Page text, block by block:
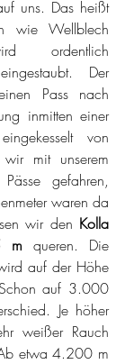
uns. Das heißt
wie Wellblech
ordentlich
Der
Pass nach
inmitten einer
von
mit unserem
gefahren,
waren da
wir den Kolla
m queren. Die
auf der Höhe
auf 3.000
Je höher
weißer Rauch
etwa 4.200 m